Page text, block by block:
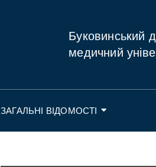
Буковинський
медичний
ЗАГАЛЬНІ ВІДОМОСТІ